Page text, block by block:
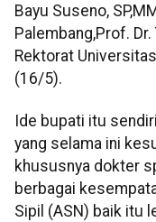
Bayu Suseno,
Palembang,Prof. Dr.
Rektorat
(16/5).
Ide bupati itu
yang selama ini
khususnya dokter
berbagai
Sipil (ASN) baik itu